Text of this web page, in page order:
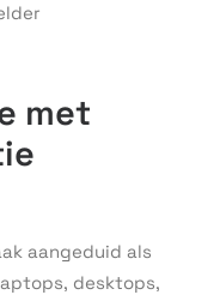
met
aangeduid als
desktops,